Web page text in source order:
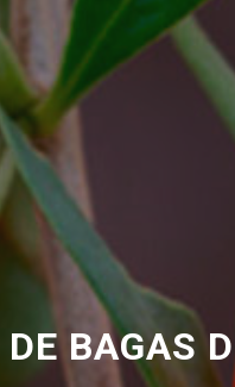
BAGAS